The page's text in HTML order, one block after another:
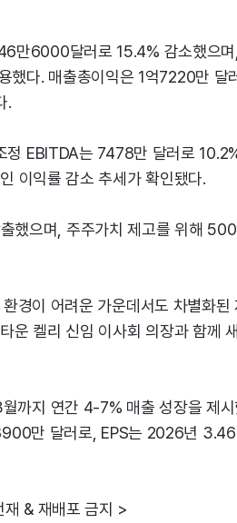
만6000달러로 15.4% 감소했으
했다. 매출총이익은 1억7220만 달
.
EBITDA는 7478만 달러로
이익률 감소 추세가 확인됐다.
했으며, 주주가치 제고를 위해
이 어려운 가운데서도 차별화된
운 켈리 신임 이사회 의장과 함께
까지 연간 4-7% 매출 성장을 제시
만 달러로, EPS는 2026년
& 재배포 금지 >